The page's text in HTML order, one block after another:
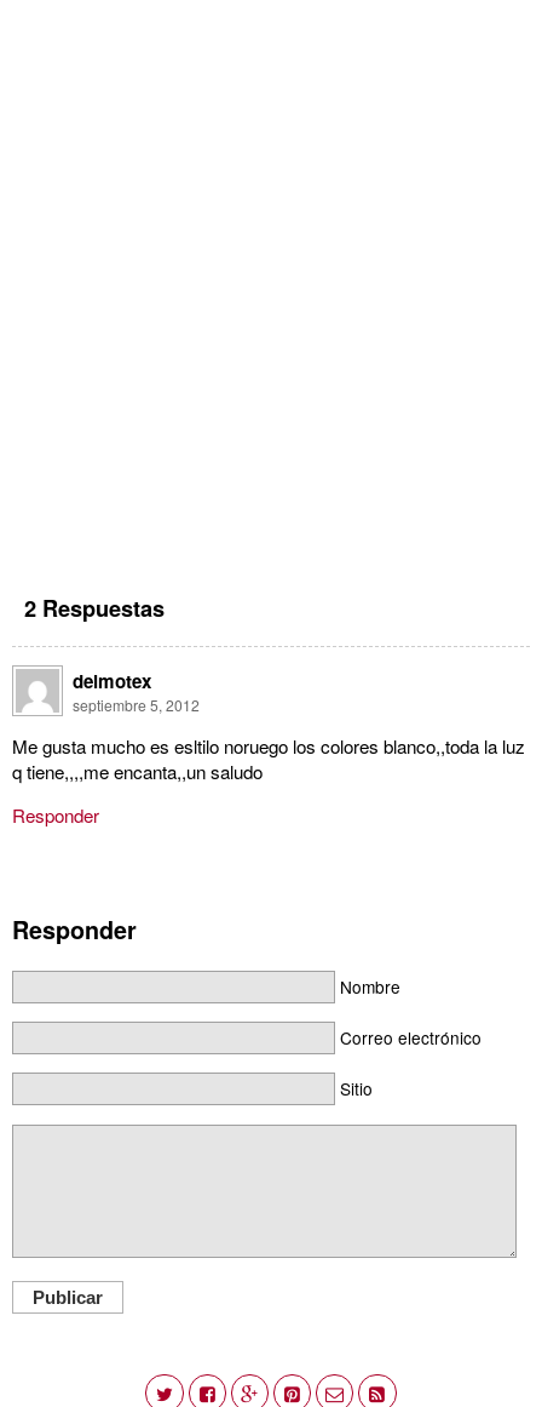
2 Respuestas
delmotex
septiembre 5, 2012
Me gusta mucho es esltilo noruego los colores blanco,,toda la luz
q tiene,,,,me encanta,,un saludo
Responder
Responder
Nombre
Correo electrónico
Sitio
Publicar